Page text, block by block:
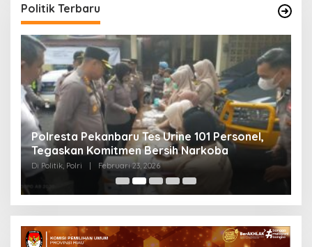
Politik Terbaru
Polresta Pekanbaru Tes Urine 101 Personel,
Tegaskan Komitmen Bersih Narkoba
Di Politik, Polri Februari 23, 2026